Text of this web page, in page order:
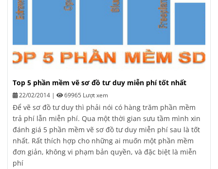
Top 5 phần mềm vẽ sơ đồ tư duy miễn phí tốt nhất
22/02/2014 | 69965 Lượt xem
Để vẽ sơ đồ tư duy thì phải nói có hàng trăm phần mềm
trả phí lẫn miễn phí. Qua một thời gian sưu tầm mình xin
đánh giá 5 phần mềm vẽ sơ đồ tư duy miễn phí sau là tốt
nhất. Rất thích hợp cho những ai muốn một phần mềm
đơn giản, không vi phạm bản quyền, và đặc biệt là miễn
phí